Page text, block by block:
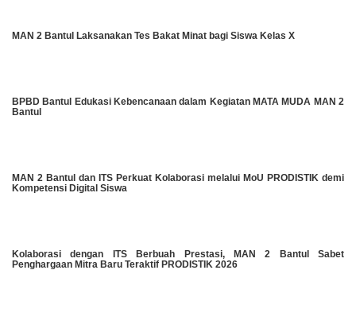
MAN 2 Bantul Laksanakan Tes Bakat Minat bagi Siswa Kelas X
BPBD Bantul Edukasi Kebencanaan dalam Kegiatan MATA MUDA MAN 2
Bantul
MAN 2 Bantul dan ITS Perkuat Kolaborasi melalui MoU PRODISTIK demi
Kompetensi Digital Siswa
Kolaborasi dengan ITS Berbuah Prestasi, MAN 2 Bantul Sabet
Penghargaan Mitra Baru Teraktif PRODISTIK 2026